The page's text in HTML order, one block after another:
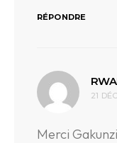
RÉPONDRE
21
Merci